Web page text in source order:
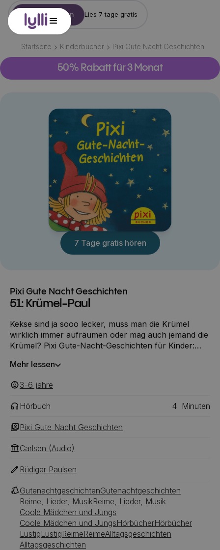
Konto erstellen Lies 7 tage gratis
Startseite Kinderbücher Pixi Gute Nacht Geschichten
50% Rabatt für 3 Monat
7 Tage gratis hören
Pixi Gute Nacht Geschichten
51: Krümel-Paul
Kekse sind ja sooo lecker, muss man die Krümel
wirklich immer aufräumen oder mag auch jemand die
Krümel? Pixi Gute-Nacht-Geschichten für Kinder:
Mehr lessen
3-6 ‎‎ jahre
Hörbuch 4 Minuten
Pixi Gute Nacht Geschichten
Carlsen (Audio)
Rüdiger Paulsen
GutenachtgeschichtenGutenachtgeschichten
Reime, Lieder, MusikReime, Lieder, Musik
Coole Mädchen und Jungs
Coole Mädchen und JungsHörbücherHörbücher
LustigLustigReimeReimeAlltagsgeschichten
Alltagsgeschichten